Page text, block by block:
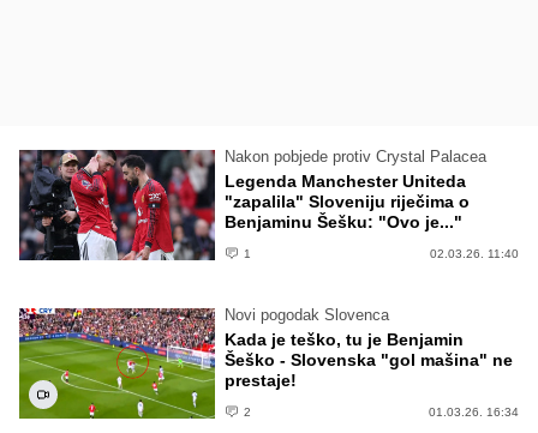
Nakon pobjede protiv Crystal Palacea
Legenda Manchester Uniteda
"zapalila" Sloveniju riječima o
Benjaminu Šešku: "Ovo je..."
1 02.03.26. 11:40
Novi pogodak Slovenca
Kada je teško, tu je Benjamin
Šeško - Slovenska "gol mašina" ne
prestaje!
2 01.03.26. 16:34